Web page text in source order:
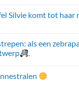
Silvie komt tot haar
als een
.